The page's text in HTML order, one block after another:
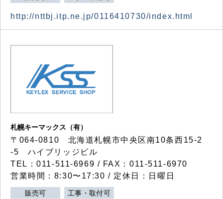
http://nttbj.itp.ne.jp/0116410730/index.html
札幌キーマックス（有）
〒064-0810 北海道札幌市中央区南10条西15-2
-5 ハイブリッジビル
TEL：011-511-6969 / FAX：011-511-6970
営業時間：8:30〜17:30 / 定休日：日曜日
販売可 工事・取付可